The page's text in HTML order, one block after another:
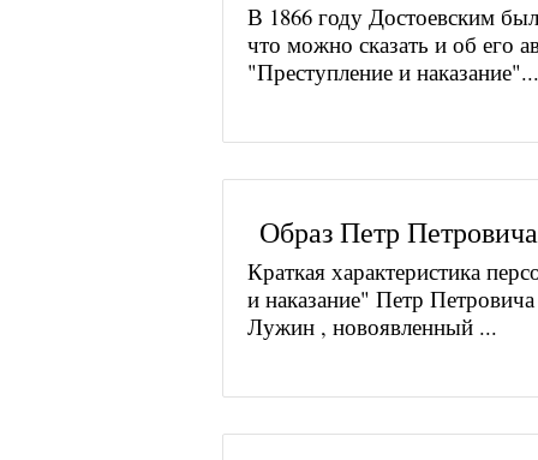
В 1866 году Достоевским
что можно сказать и об его
"Преступление и наказание"...
Образ Петр
Краткая характеристика
и наказание" Петр
Лужин , новоявленный ...